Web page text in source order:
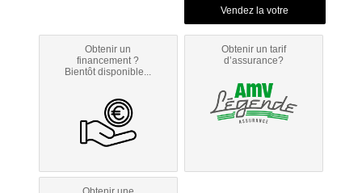
Obtenir un
financement ?
Bientôt disponible...
Obtenir un tarif
d’assurance?